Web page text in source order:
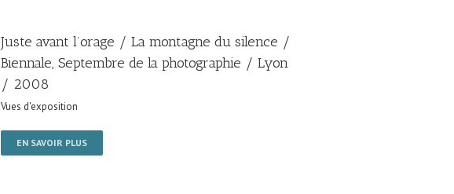
Juste avant l’orage / La montagne du silence /
Biennale, Septembre de la photographie / Lyon
/ 2008
Vues d'exposition
EN SAVOIR PLUS